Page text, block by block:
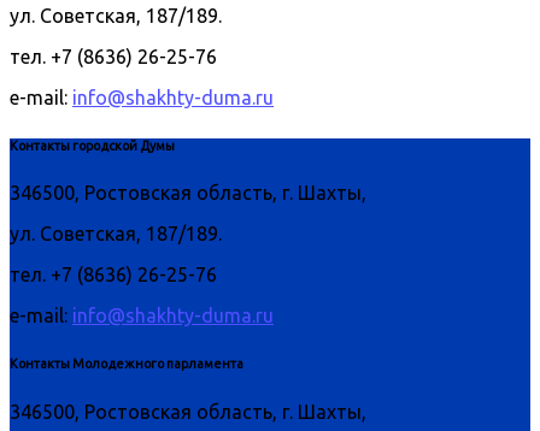
ул. Советская, 187/189.
тел. +7 (8636) 26-25-76
e-mail: info@shakhty-duma.ru
Контакты городской Думы
346500, Ростовская область, г. Шахты,
ул. Советская, 187/189.
тел. +7 (8636) 26-25-76
e-mail: info@shakhty-duma.ru
Контакты Молодежного парламента
346500, Ростовская область, г. Шахты,